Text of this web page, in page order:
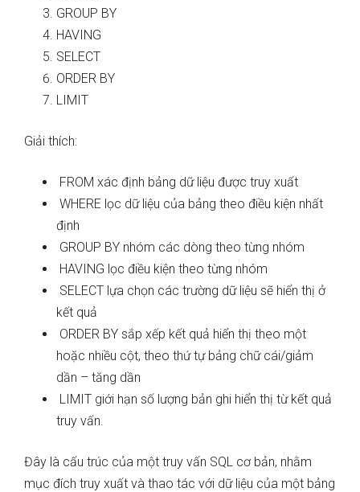
GROUP BY
HAVING
SELECT
ORDER BY
LIMIT
Giải thích:
FROM xác định bảng dữ liệu được truy xuất
WHERE lọc dữ liệu của bảng theo điều kiện nhất
định
GROUP BY nhóm các dòng theo từng nhóm
HAVING lọc điều kiện theo từng nhóm
SELECT lựa chọn các trường dữ liệu sẽ hiển thị ở
kết quả
ORDER BY sắp xếp kết quả hiển thị theo một
hoặc nhiều cột, theo thứ tự bảng chữ cái/giảm
dần – tăng dần
LIMIT giới hạn số lượng bản ghi hiển thị từ kết quả
truy vấn.
Đây là cấu trúc của một truy vấn SQL cơ bản, nhằm
mục đích truy xuất và thao tác với dữ liệu của một bảng